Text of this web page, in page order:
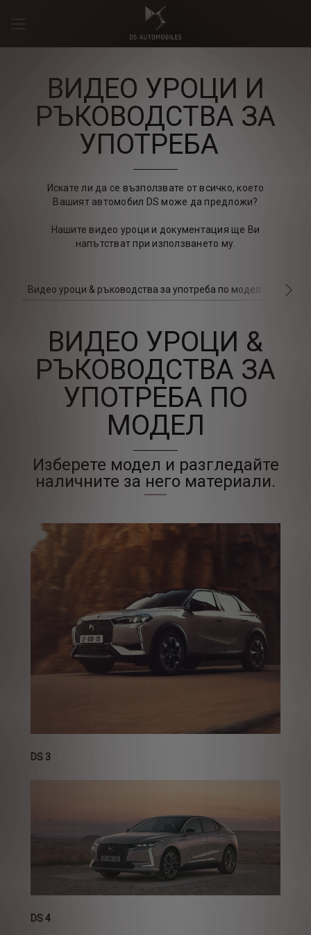
ВИДЕО УРОЦИ И
РЪКОВОДСТВА ЗА
УПОТРЕБА
Искате ли да се възползвате от всичко, което
Вашият автомобил DS може да предложи?
Нашите видео уроци и документация ще Ви
напътстват при използването му.
Видео уроци & ръководства за употреба по модел
ВИДЕО УРОЦИ &
РЪКОВОДСТВА ЗА
УПОТРЕБА ПО
МОДЕЛ
Изберете модел и разгледайте
наличните за него материали.
DS 3
DS 4